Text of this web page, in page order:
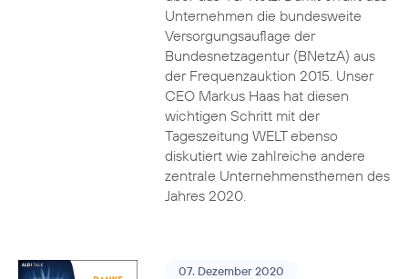
Unternehmen die bundesweite
Versorgungsauflage der
Bundesnetzagentur (BNetzA) aus
der Frequenzauktion 2015. Unser
CEO Markus Haas hat diesen
wichtigen Schritt mit der
Tageszeitung WELT ebenso
diskutiert wie zahlreiche andere
zentrale Unternehmensthemen des
Jahres 2020.
07. Dezember 2020